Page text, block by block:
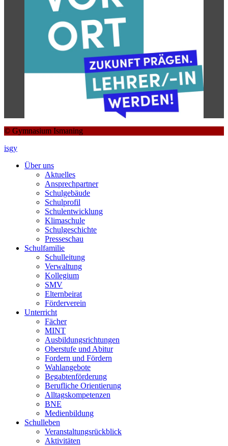
© Gymnasium Ismaning
isgy
Über uns
Aktuelles
Ansprechpartner
Schulgebäude
Schulprofil
Schulentwicklung
Klimaschule
Schulgeschichte
Presseschau
Schulfamilie
Schulleitung
Verwaltung
Kollegium
SMV
Elternbeirat
Förderverein
Unterricht
Fächer
MINT
Ausbildungsrichtungen
Oberstufe und Abitur
Fordern und Fördern
Wahlangebote
Begabtenförderung
Berufliche Orientierung
Alltagskompetenzen
BNE
Medienbildung
Schulleben
Veranstaltungsrückblick
Aktivitäten